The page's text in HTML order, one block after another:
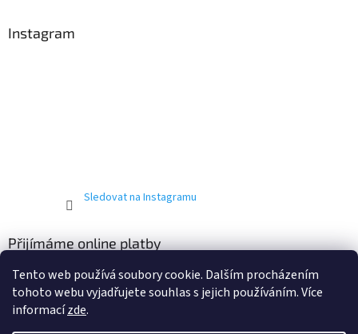
Tento web používá soubory cookie. Dalším procházením
tohoto webu vyjadřujete souhlas s jejich používáním. Více
informacízde.
Instagram
Sledovat na Instagramu
Přijímáme online platby